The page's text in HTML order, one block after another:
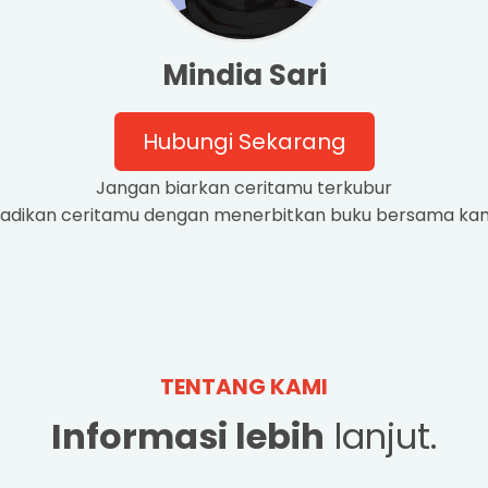
Mindia Sari
Hubungi Sekarang
Jangan biarkan ceritamu terkubur
ceritamu dengan menerbitkan buku bersama
TENTANG KAMI
Informasi lebih lanjut.